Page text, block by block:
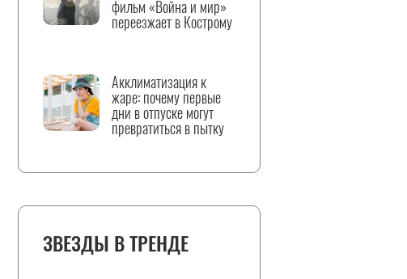
фильм «Война и мир»
переезжает в Кострому
Акклиматизация к
жаре: почему первые
дни в отпуске могут
превратиться в пытку
ЗВЕЗДЫ В ТРЕНДЕ